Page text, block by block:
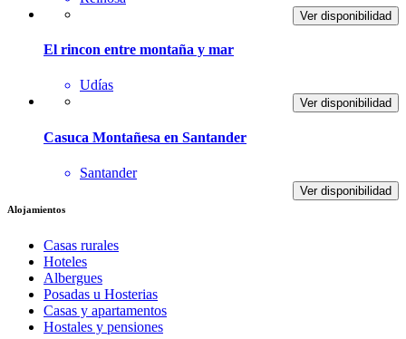
Ver disponibilidad
El rincon entre montaña y mar
Udías
Ver disponibilidad
Casuca Montañesa en Santander
Santander
Ver disponibilidad
Alojamientos
Casas rurales
Hoteles
Albergues
Posadas u Hosterias
Casas y apartamentos
Hostales y pensiones